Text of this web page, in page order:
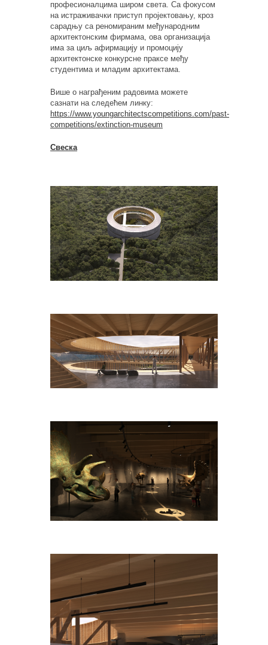
професионалцима широм света. Са фокусом
на истраживачки приступ пројектовању, кроз
сарадњу са реномираним међународним
архитектонским фирмама, ова организација
има за циљ афирмацију и промоцију
архитектонске конкурсне праксе међу
студентима и младим архитектама.
Више о награђеним радовима можете
сазнати на следећем линку:
https://www.youngarchitectscompetitions.com/past-
competitions/extinction-museum
Свеска